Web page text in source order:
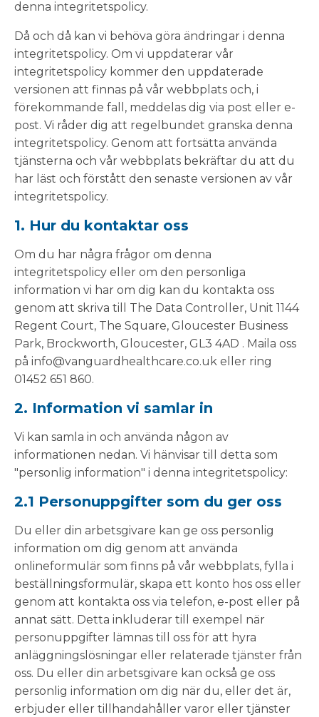
denna integritetspolicy.
Då och då kan vi behöva göra ändringar i denna
integritetspolicy. Om vi uppdaterar vår
integritetspolicy kommer den uppdaterade
versionen att finnas på vår webbplats och, i
förekommande fall, meddelas dig via post eller e-
post. Vi råder dig att regelbundet granska denna
integritetspolicy. Genom att fortsätta använda
tjänsterna och vår webbplats bekräftar du att du
har läst och förstått den senaste versionen av vår
integritetspolicy.
1. Hur du kontaktar oss
Om du har några frågor om denna
integritetspolicy eller om den personliga
information vi har om dig kan du kontakta oss
genom att skriva till The Data Controller, Unit 1144
Regent Court, The Square, Gloucester Business
Park, Brockworth, Gloucester, GL3 4AD . Maila oss
på info@vanguardhealthcare.co.uk eller ring
01452 651 860.
2. Information vi samlar in
Vi kan samla in och använda någon av
informationen nedan. Vi hänvisar till detta som
"personlig information" i denna integritetspolicy:
2.1 Personuppgifter som du ger oss
Du eller din arbetsgivare kan ge oss personlig
information om dig genom att använda
onlineformulär som finns på vår webbplats, fylla i
beställningsformulär, skapa ett konto hos oss eller
genom att kontakta oss via telefon, e-post eller på
annat sätt. Detta inkluderar till exempel när
personuppgifter lämnas till oss för att hyra
anläggningslösningar eller relaterade tjänster från
oss. Du eller din arbetsgivare kan också ge oss
personlig information om dig när du, eller det är,
erbjuder eller tillhandahåller varor eller tjänster